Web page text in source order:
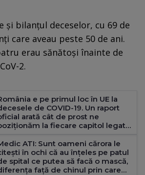
și bilanțul deceselor, cu 69 de
care aveau peste 50 de ani.
erau sănătoși înainte de
2.
e pe primul loc în UE la
de COVID-19. Un raport
arată cât de prost ne
la fiecare capitol legat
ATI: Sunt oameni cărora le
în ochi că au înțeles pe patul
spital ce putea să facă o mască,
față de chinul prin care